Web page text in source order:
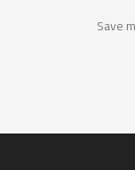
Save